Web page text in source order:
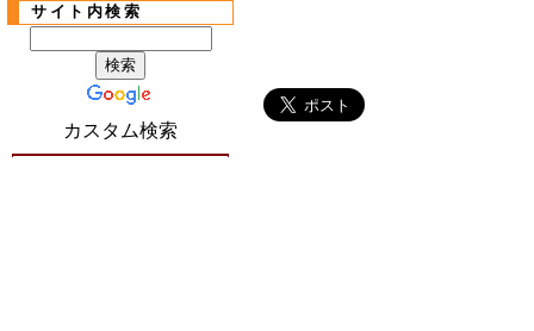
サイト内検索
カスタム検索